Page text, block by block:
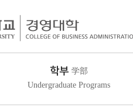
학부 学部
Undergraduate Programs